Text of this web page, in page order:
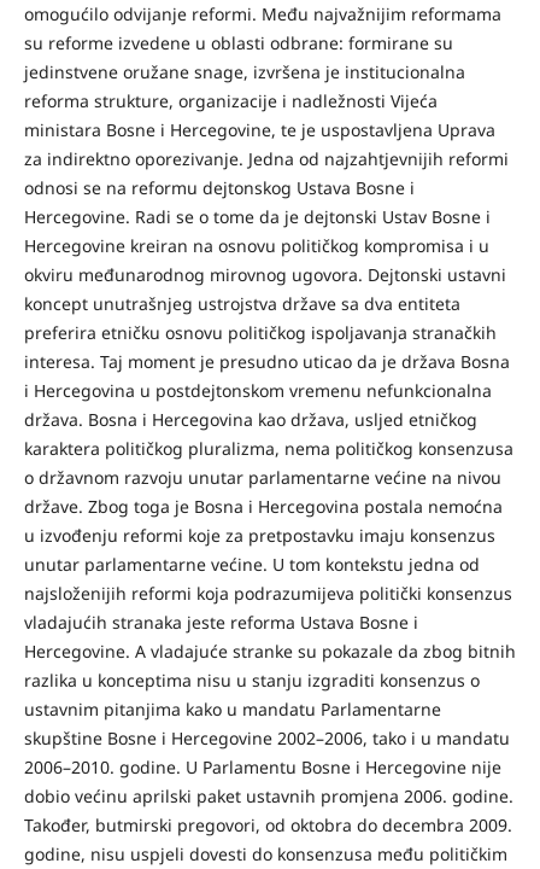
omogućilo odvijanje reformi. Među najvažnijim reformama
su reforme izvedene u oblasti odbrane: formirane su
jedinstvene oružane snage, izvršena je institucionalna
reforma strukture, organizacije i nadležnosti Vijeća
ministara Bosne i Hercegovine, te je uspostavljena Uprava
za indirektno oporezivanje. Jedna od najzahtjevnijih reformi
odnosi se na reformu dejtonskog Ustava Bosne i
Hercegovine. Radi se o tome da je dejtonski Ustav Bosne i
Hercegovine kreiran na osnovu političkog kompromisa i u
okviru međunarodnog mirovnog ugovora. Dejtonski ustavni
koncept unutrašnjeg ustrojstva države sa dva entiteta
preferira etničku osnovu političkog ispoljavanja stranačkih
interesa. Taj moment je presudno uticao da je država Bosna
i Hercegovina u postdejtonskom vremenu nefunkcionalna
država. Bosna i Hercegovina kao država, usljed etničkog
karaktera političkog pluralizma, nema političkog konsenzusa
o državnom razvoju unutar parlamentarne većine na nivou
države. Zbog toga je Bosna i Hercegovina postala nemoćna
u izvođenju reformi koje za pretpostavku imaju konsenzus
unutar parlamentarne većine. U tom kontekstu jedna od
najsloženijih reformi koja podrazumijeva politički konsenzus
vladajućih stranaka jeste reforma Ustava Bosne i
Hercegovine. A vladajuće stranke su pokazale da zbog bitnih
razlika u konceptima nisu u stanju izgraditi konsenzus o
ustavnim pitanjima kako u mandatu Parlamentarne
skupštine Bosne i Hercegovine 2002–2006, tako i u mandatu
2006–2010. godine. U Parlamentu Bosne i Hercegovine nije
dobio većinu aprilski paket ustavnih promjena 2006. godine.
Također, butmirski pregovori, od oktobra do decembra 2009.
godine, nisu uspjeli dovesti do konsenzusa među političkim